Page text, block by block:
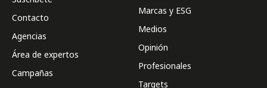
Contacto
Agencias
Área de expertos
Campañas
Marcas y ESG
Medios
Opinión
Profesionales
Targets